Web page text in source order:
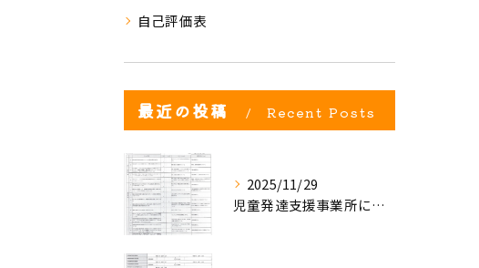
自己評価表
最近の投稿 Recent Posts
2025/11/29
児童発達支援事業所における自己評価結果②